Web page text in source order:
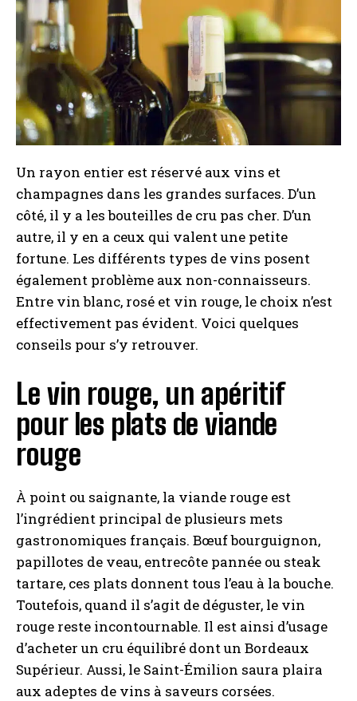
Un rayon entier est réservé aux vins et
champagnes dans les grandes surfaces. D’un
côté, il y a les bouteilles de cru pas cher. D’un
autre, il y en a ceux qui valent une petite
fortune. Les différents types de vins posent
également problème aux non-connaisseurs.
Entre vin blanc, rosé et vin rouge, le choix n’est
effectivement pas évident. Voici quelques
conseils pour s’y retrouver.
Le vin rouge, un apéritif
pour les plats de viande
rouge
À point ou saignante, la viande rouge est
l’ingrédient principal de plusieurs mets
gastronomiques français. Bœuf bourguignon,
papillotes de veau, entrecôte pannée ou steak
tartare, ces plats donnent tous l’eau à la bouche.
Toutefois, quand il s’agit de déguster, le vin
rouge reste incontournable. Il est ainsi d’usage
d’acheter un cru équilibré dont un Bordeaux
Supérieur. Aussi, le Saint-Émilion saura plaira
aux adeptes de vins à saveurs corsées.